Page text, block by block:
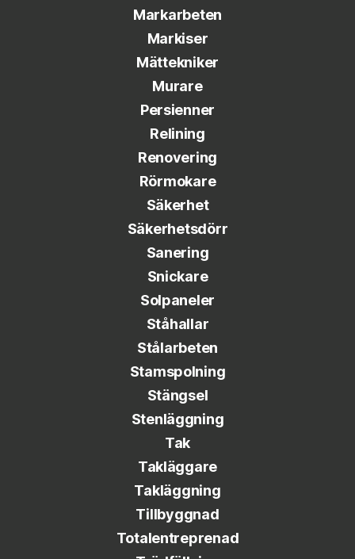
Markarbeten
Markiser
Mättekniker
Murare
Persienner
Relining
Renovering
Rörmokare
Säkerhet
Säkerhetsdörr
Sanering
Snickare
Solpaneler
Ståhallar
Stålarbeten
Stamspolning
Stängsel
Stenläggning
Tak
Takläggare
Takläggning
Tillbyggnad
Totalentreprenad